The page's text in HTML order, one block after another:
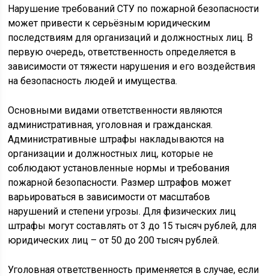
Нарушение требований СТУ по пожарной безопасности
может привести к серьёзным юридическим
последствиям для организаций и должностных лиц. В
первую очередь, ответственность определяется в
зависимости от тяжести нарушения и его воздействия
на безопасность людей и имущества.
Основными видами ответственности являются
административная, уголовная и гражданская.
Административные штрафы накладываются на
организации и должностных лиц, которые не
соблюдают установленные нормы и требования
пожарной безопасности. Размер штрафов может
варьироваться в зависимости от масштабов
нарушений и степени угрозы. Для физических лиц
штрафы могут составлять от 3 до 15 тысяч рублей, для
юридических лиц – от 50 до 200 тысяч рублей.
Уголовная ответственность применяется в случае, если